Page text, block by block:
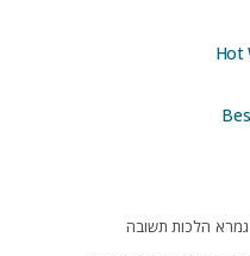
Hot
גמרא הלכות תשובה